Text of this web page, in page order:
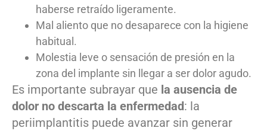
haberse retraído ligeramente.
Mal aliento que no desaparece con la higiene
habitual.
Molestia leve o sensación de presión en la
zona del implante sin llegar a ser dolor agudo.
Es importante subrayar que la ausencia de
dolor no descarta la enfermedad: la
periimplantitis puede avanzar sin generar